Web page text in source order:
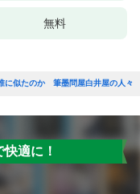
無料
に似たのか 筆墨問屋白井屋の人々
適に！